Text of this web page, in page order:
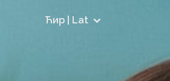
Ћир | Lat